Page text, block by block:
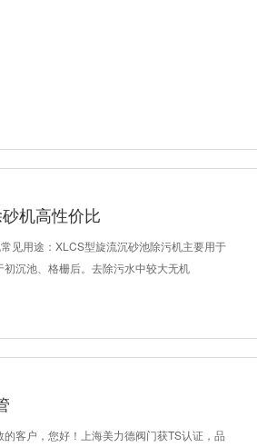
机高性价比
见用途：XLCS型旋流沉砂池除污机主要用于
沉池、格栅后。去除污水中较大无机
客户，您好！上海美力德阀门获TS认证，品